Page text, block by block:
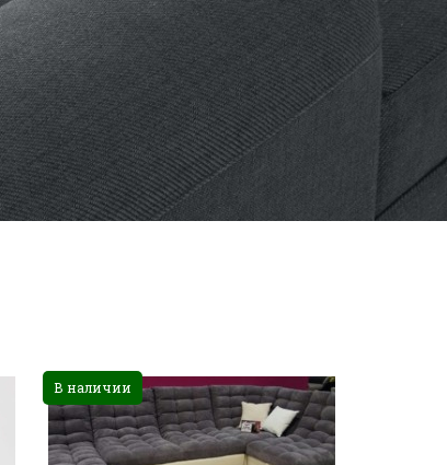
В наличии